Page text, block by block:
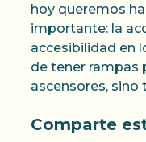
hoy queremos
importante: la
accesibilidad en
de tener rampas
ascensores, sino
Comparte